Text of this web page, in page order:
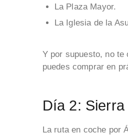
La Plaza Mayor.
La Iglesia de la
Y por supuesto, no te
puedes comprar en
Día 2:
La ruta en coche por